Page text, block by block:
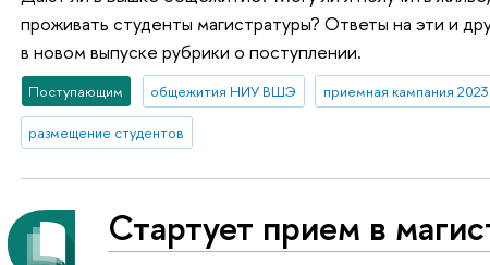
проживать студенты магистратуры? Ответы на эти и
в новом выпуске рубрики о поступлении.
Поступающим общежития НИУ ВШЭ приемная кампания 2023
размещение студентов
Стартует прием в